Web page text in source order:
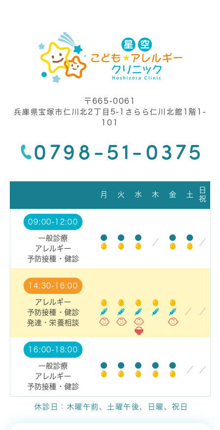
〒665-0061
兵庫県宝塚市仁川北2丁目5-1さらら仁川北館1階1-
101
0798-51-0375
月 火 水 木 金 土
日
祝
09:00-12:00
一般診療
アレルギー
予防接種・健診
● ● ●
／
● ●
／
14:30-16:00
アレルギー
予防接種・健診
発達・栄養相談
／ ／
16:00-18:00
一般診療
アレルギー
予防接種・健診
● ● ● ● ●
／ ／
休診日：木曜午前、土曜午後、日曜、祝日